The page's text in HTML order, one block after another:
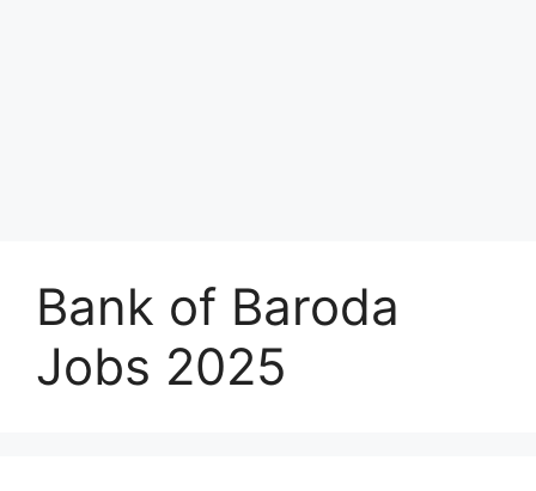
Bank of Baroda
Jobs 2025